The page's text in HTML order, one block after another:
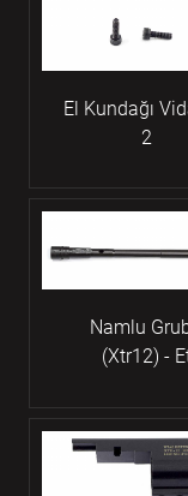
El Kundağı
2
Namlu
(Xtr12) -